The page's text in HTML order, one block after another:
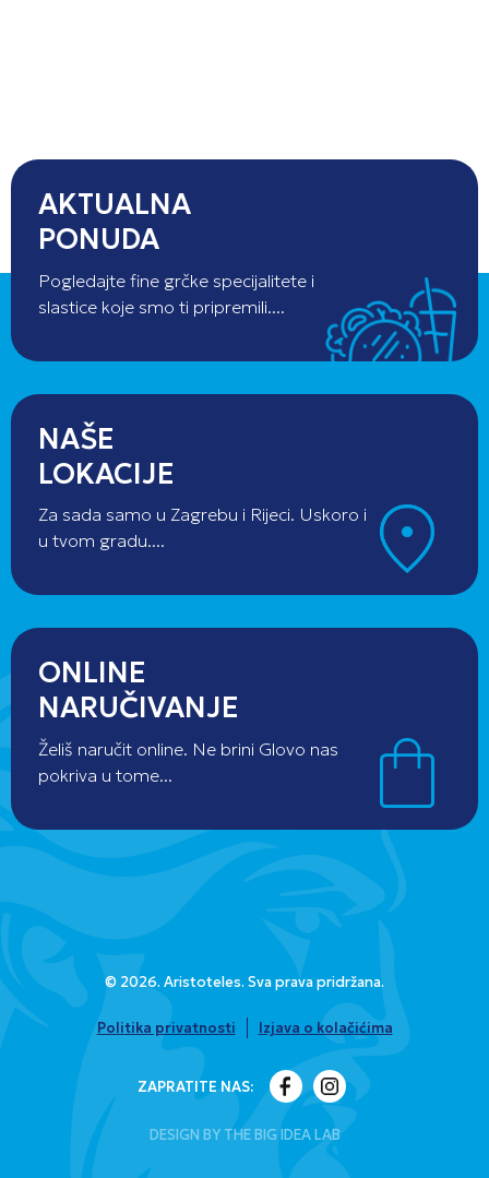
AKTUALNA
PONUDA
Pogledajte fine grčke specijalitete i
slastice koje smo ti pripremili....
NAŠE
LOKACIJE
Za sada samo u Zagrebu i Rijeci. Uskoro i
u tvom gradu....
ONLINE
NARUČIVANJE
Želiš naručit online. Ne brini Glovo nas
pokriva u tome...
© 2026. Aristoteles. Sva prava pridržana.
Politika privatnosti Izjava o kolačićima
ZAPRATITE NAS:
DESIGN BY THE BIG IDEA LAB